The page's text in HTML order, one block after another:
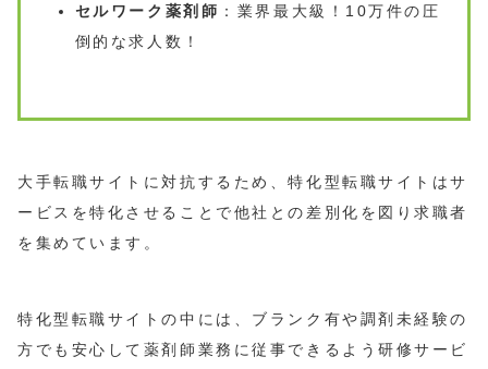
セルワーク薬剤師 ：業界最大級！10万件の圧
倒的な求人数！
大手転職サイトに対抗するため、特化型転職サイトはサ
ービスを特化させることで他社との差別化を図り求職者
を集めています。
特化型転職サイトの中には、ブランク有や調剤未経験の
方でも安心して薬剤師業務に従事できるよう研修サービ